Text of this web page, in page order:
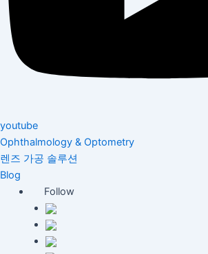
youtube
Ophthalmology & Optometry
렌즈 가공 솔루션
Blog
Follow